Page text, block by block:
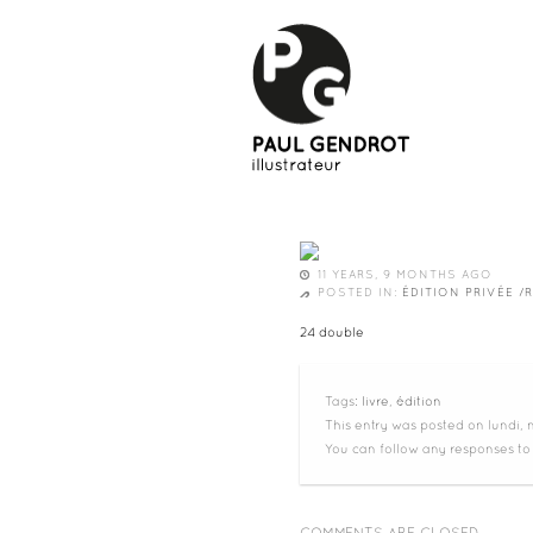
11 YEARS, 9 MONTHS AGO
POSTED IN: ÉDITION PRIVÉE /
24 double
Tags: livre édition
This entry was posted on lundi,
You can follow any responses